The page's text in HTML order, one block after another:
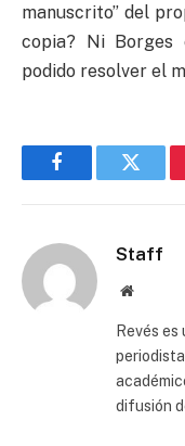
manuscrito” del
copia? Ni Borges
podido resolver el
FacebookTwitter
Staff
Website
Revés
difusión